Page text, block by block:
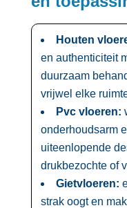
Houten
en authenticiteit
duurzaam
vrijwel elke
Pvc vloeren:
onderhoudsarm
uiteenlopende
drukbezochte of
Gietvloeren:
strak oogt en